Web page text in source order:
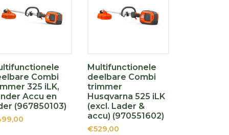
Combi
325 iLK,
Accu en
(967850103)
Multifunctionele
deelbare Combi
trimmer
Husqvarna 525 iLK
(excl. Lader &
accu) (970551602)
€529,00